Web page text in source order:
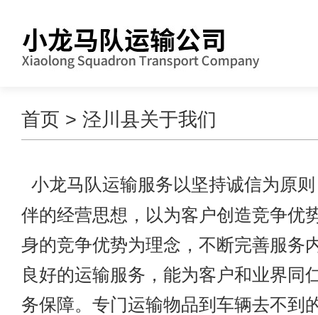
首页 > 泾川县关于我们
小龙马队运输服务以坚持诚信为原
伴的经营思想，以为客户创造竞争优
身的竞争优势为理念，不断完善服务
良好的运输服务，能为客户和业界同
务保障。专门运输物品到车辆去不到